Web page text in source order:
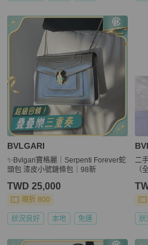
BVLGARI
✨Bvlgari寶格麗｜Serpenti Forever蛇
頭包 漆皮小號鏈條包｜98新
TWD 25,000
現折 800
狀況良好 本地 免運
二
（
狀